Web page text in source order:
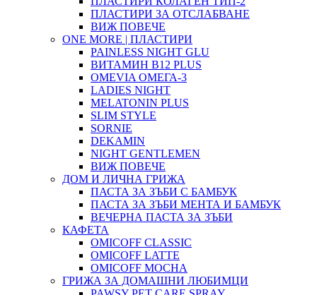
ПЛАСТИРИ ЗА ОТСЛАБВАНЕ
ВИЖ ПОВЕЧЕ
ONE MORE | ПЛАСТИРИ
PAINLESS NIGHT GLU
ВИТАМИН B12 PLUS
ОMEVIA ОМЕГА-3
LADIES NIGHT
MELATONIN PLUS
SLIM STYLE
SORNIE
DEKAMIN
NIGHT GENTLEMEN
ВИЖ ПОВЕЧЕ
ДОМ И ЛИЧНА ГРИЖА
ПАСТА ЗА ЗЪБИ С БАМБУК
ПАСТА ЗА ЗЪБИ МЕНТА И БАМБУК
ВЕЧЕРНА ПАСТА ЗА ЗЪБИ
КАФЕТА
OMICOFF CLASSIC
OMICOFF LATTE
OMICOFF MOCHA
ГРИЖА ЗА ДОМАШНИ ЛЮБИМЦИ